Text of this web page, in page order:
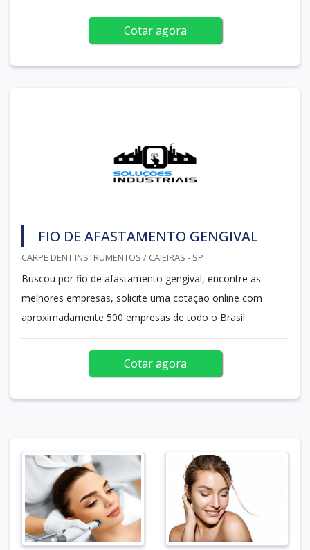
Cotar agora
FIO DE AFASTAMENTO GENGIVAL
CARPE DENT INSTRUMENTOS / CAIEIRAS - SP
Buscou por fio de afastamento gengival, encontre as
melhores empresas, solicite uma cotação online com
aproximadamente 500 empresas de todo o Brasil
Cotar agora